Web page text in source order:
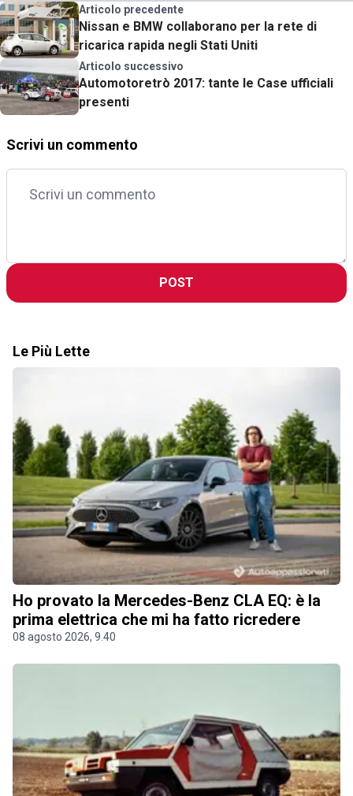
Articolo precedente
Nissan e BMW collaborano per la rete di
ricarica rapida negli Stati Uniti
Articolo successivo
Automotoretrò 2017: tante le Case ufficiali
presenti
Scrivi un commento
POST
Le Più Lette
Ho provato la Mercedes-Benz CLA EQ: è la
prima elettrica che mi ha fatto ricredere
08 agosto 2026, 9.40